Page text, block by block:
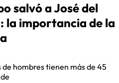
salvó a José del
la importancia de la
de hombres tienen más de 45